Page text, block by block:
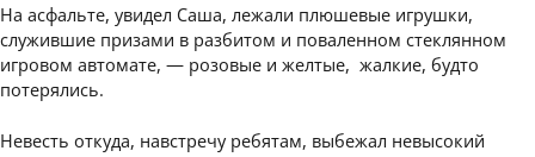
На асфальте, увидел Саша, лежали плюшевые игрушки,
служившие призами в разбитом и поваленном стеклянном
игровом автомате, — розовые и желтые, жалкие, будто
потерялись.
Невесть откуда, навстречу ребятам, выбежал невысокий